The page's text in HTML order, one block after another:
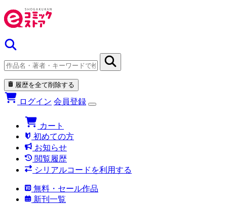
履歴を全て削除する
ログイン 会員登録
カート
初めての方
お知らせ
閲覧履歴
シリアルコードを利用する
無料・セール作品
新刊一覧